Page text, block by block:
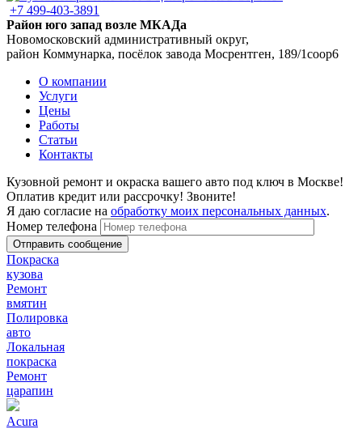
+7 499-403-3891
Район юго запад возле МКАДа
Новомосковский административный округ,
район Коммунарка, посёлок завода Мосрентген, 189/1соор6
О компании
Услуги
Цены
Работы
Статьи
Контакты
Кузовной ремонт и окраска вашего авто под ключ в Москве!
Оплатив кредит или рассрочку! Звоните!
Я даю согласие на обработку моих персональных данных.
Номер телефона
Покраска
кузова
Ремонт
вмятин
Полировка
авто
Локальная
покраска
Ремонт
царапин
Acura